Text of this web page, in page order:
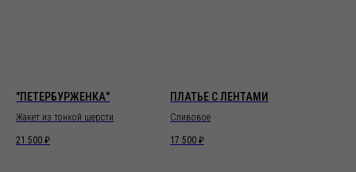
"ПЕТЕРБУРЖЕНКА"
Жакет из тонкой шерсти
21 500 ₽
ПЛАТЬЕ С ЛЕНТАМИ
Сливовое
17 500 ₽